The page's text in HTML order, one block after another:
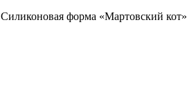
Силиконовая форма «Мартовский кот»